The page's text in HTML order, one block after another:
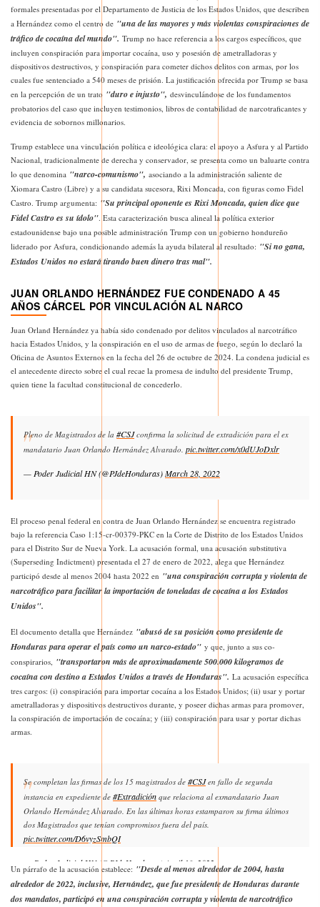
formales presentadas por el Departamento de Justicia de los Estados Unidos, que describen
a Hernández como el centro de "una de las mayores y más violentas conspiraciones de
tráfico de cocaína del mundo". Trump no hace referencia a los cargos específicos, que
incluyen conspiración para importar cocaína, uso y posesión de ametralladoras y
dispositivos destructivos, y conspiración para cometer dichos delitos con armas, por los
cuales fue sentenciado a 540 meses de prisión. La justificación ofrecida por Trump se basa
en la percepción de un trato "duro e injusto", desvinculándose de los fundamentos
probatorios del caso que incluyen testimonios, libros de contabilidad de narcotraficantes y
evidencia de sobornos millonarios.
Trump establece una vinculación política e ideológica clara: el apoyo a Asfura y al Partido
Nacional, tradicionalmente de derecha y conservador, se presenta como un baluarte contra
lo que denomina "narco-comunismo", asociando a la administración saliente de
Xiomara Castro (Libre) y a su candidata sucesora, Rixi Moncada, con figuras como Fidel
Castro. Trump argumenta: "Su principal oponente es Rixi Moncada, quien dice que
Fidel Castro es su ídolo". Esta caracterización busca alineal la política exterior
estadounidense bajo una posible administración Trump con un gobierno hondureño
liderado por Asfura, condicionando además la ayuda bilateral al resultado: "Si no gana,
Estados Unidos no estará tirando buen dinero tras mal".
JUAN ORLANDO HERNÁNDEZ FUE CONDENADO A 45
AÑOS CÁRCEL POR VINCULACIÓN AL NARCO
Juan Orland Hernández ya había sido condenado por delitos vinculados al narcotráfico
hacia Estados Unidos, y la conspiración en el uso de armas de fuego, según lo declaró la
Oficina de Asuntos Externos en la fecha del 26 de octubre de 2024. La condena judicial es
el antecedente directo sobre el cual recae la promesa de indulto del presidente Trump,
quien tiene la facultad constitucional de concederlo.
Pleno de Magistrados de la #CSJconfirma la solicitud de extradición para el ex
mandatario Juan Orlando Hernández Alvarado. pic.twitter.com/x0dUJoDxlr
— Poder Judicial HN (@PJdeHonduras)March 28, 2022
El proceso penal federal en contra de Juan Orlando Hernández se encuentra registrado
bajo la referencia Caso 1:15-cr-00379-PKC en la Corte de Distrito de los Estados Unidos
para el Distrito Sur de Nueva York. La acusación formal, una acusación substitutiva
(Superseding Indictment) presentada el 27 de enero de 2022, alega que Hernández
participó desde al menos 2004 hasta 2022 en "una conspiración corrupta y violenta de
narcotráfico para facilitar la importación de toneladas de cocaína a los Estados
Unidos".
El documento detalla que Hernández "abusó de su posición como presidente de
Honduras para operar el país como un narco-estado" y que, junto a sus co-
conspirarios, "transportaron más de aproximadamente 500.000 kilogramos de
cocaína con destino a Estados Unidos a través de Honduras". La acusación específica
tres cargos: (i) conspiración para importar cocaína a los Estados Unidos; (ii) usar y portar
ametralladoras y dispositivos destructivos durante, y poseer dichas armas para promover,
la conspiración de importación de cocaína; y (iii) conspiración para usar y portar dichas
armas.
Se completan las firmas de los 15 magistrados de #CSJen fallo de segunda
instancia en expediente de #Extradición que relaciona al exmandatario Juan
Orlando Hernández Alvarado. En las últimas horas estamparon su firma últimos
dos Magistrados que tenían compromisos fuera del país.
pic.twitter.com/D6vyzSmbQI
— Poder Judicial HN (@PJdeHonduras) April 13, 2022
Un párrafo de la acusación establece: "Desde al menos alrededor de 2004, hasta
alrededor de 2022, inclusive, Hernández, que fue presidente de Honduras durante
dos mandatos, participó en una conspiración corrupta y violenta de narcotráfico